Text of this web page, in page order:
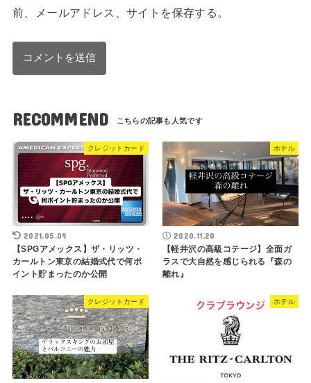
前、メールアドレス、サイトを保存する。
RECOMMEND
クレジットカード
2021.05.09
【SPGアメックス】ザ・リッツ・
カールトン東京の結婚式代で何ポ
イント貯まったのか公開
ホテル
2020.11.20
【軽井沢の高級コテージ】全面ガ
ラスで大自然を感じられる『森の
離れ』
クレジットカード ホテル